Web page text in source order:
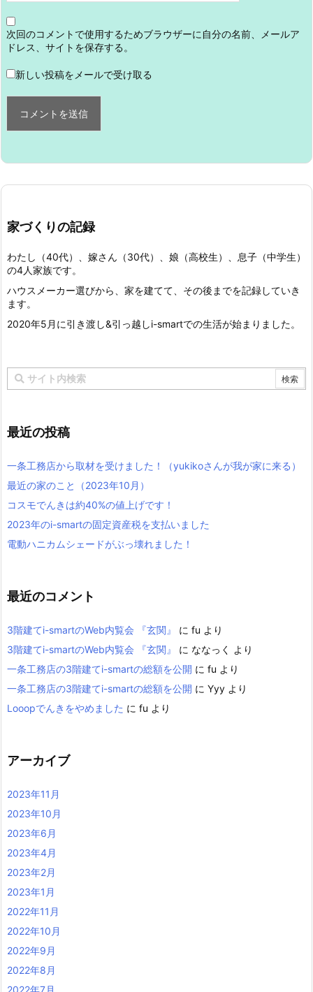
次回のコメントで使用するためブラウザーに自分の名前、メールア
ドレス、サイトを保存する。
新しい投稿をメールで受け取る
家づくりの記録
わたし（40代）、嫁さん（30代）、娘（高校生）、息子（中学生）
の4人家族です。
ハウスメーカー選びから、家を建てて、その後までを記録していき
ます。
2020年5月に引き渡し&引っ越しi-smartでの生活が始まりました。
最近の投稿
一条工務店から取材を受けました！（yukikoさんが我が家に来る）
最近の家のこと（2023年10月）
コスモでんきは約40%の値上げです！
2023年のi-smartの固定資産税を支払いました
電動ハニカムシェードがぶっ壊れました！
最近のコメント
3階建てi-smartのWeb内覧会 『玄関』 に fu より
3階建てi-smartのWeb内覧会 『玄関』
に ななっく
より
一条工務店の3階建てi-smartの総額を公開 に fu より
一条工務店の3階建てi-smartの総額を公開 に Yyy より
Looopでんきをやめました に fu より
アーカイブ
2023年11月
2023年10月
2023年6月
2023年4月
2023年2月
2023年1月
2022年11月
2022年10月
2022年9月
2022年8月
2022年7月